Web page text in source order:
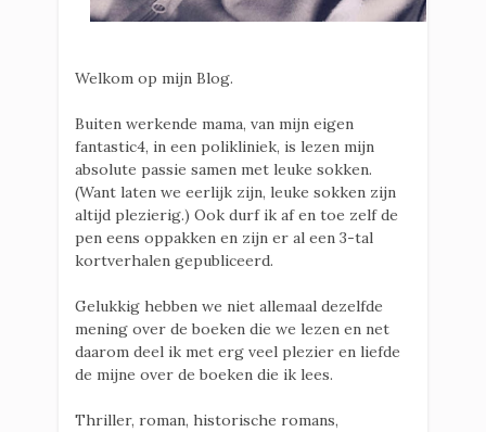
Welkom op mijn Blog.
Buiten werkende mama, van mijn eigen
fantastic4, in een polikliniek, is lezen mijn
absolute passie samen met leuke sokken.
(Want laten we eerlijk zijn, leuke sokken zijn
altijd plezierig.) Ook durf ik af en toe zelf de
pen eens oppakken en zijn er al een 3-tal
kortverhalen gepubliceerd.
Gelukkig hebben we niet allemaal dezelfde
mening over de boeken die we lezen en net
daarom deel ik met erg veel plezier en liefde
de mijne over de boeken die ik lees.
Thriller, roman, historische romans,